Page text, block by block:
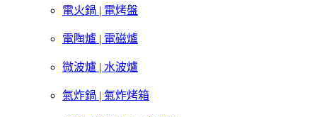
電火鍋 | 電烤盤
電陶爐 | 電磁爐
微波爐 | 水波爐
氣炸鍋 | 氣炸烤箱